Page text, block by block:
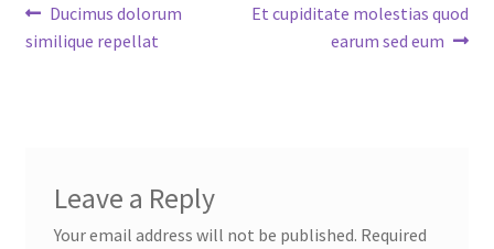
Post
navigation
Previous
post:
Ducimus dolorum
similique repellat
Next
Et cupiditate molestias quod
earum sed eum
Leave a Reply
Your email address will not be published. Required